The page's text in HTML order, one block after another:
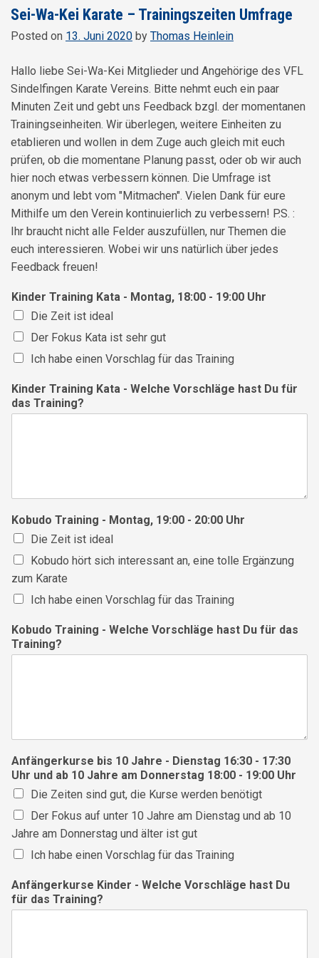
Sei-Wa-Kei Karate – Trainingszeiten Umfrage
Posted on 13. Juni 2020 by Thomas Heinlein
Hallo liebe Sei-Wa-Kei Mitglieder und Angehörige des VFL
Sindelfingen Karate Vereins. Bitte nehmt euch ein paar
Minuten Zeit und gebt uns Feedback bzgl. der momentanen
Trainingseinheiten. Wir überlegen, weitere Einheiten zu
etablieren und wollen in dem Zuge auch gleich mit euch
prüfen, ob die momentane Planung passt, oder ob wir auch
hier noch etwas verbessern können. Die Umfrage ist
anonym und lebt vom "Mitmachen". Vielen Dank für eure
Mithilfe um den Verein kontinuierlich zu verbessern! P.S. :
Ihr braucht nicht alle Felder auszufüllen, nur Themen die
euch interessieren. Wobei wir uns natürlich über jedes
Feedback freuen!
Kinder Training Kata - Montag, 18:00 - 19:00 Uhr
Die Zeit ist ideal
Der Fokus Kata ist sehr gut
Ich habe einen Vorschlag für das Training
Kinder Training Kata - Welche Vorschläge hast Du für
das Training?
Kobudo Training - Montag, 19:00 - 20:00 Uhr
Die Zeit ist ideal
Kobudo hört sich interessant an, eine tolle Ergänzung
zum Karate
Ich habe einen Vorschlag für das Training
Kobudo Training - Welche Vorschläge hast Du für das
Training?
Anfängerkurse bis 10 Jahre - Dienstag 16:30 - 17:30
Uhr und ab 10 Jahre am Donnerstag 18:00 - 19:00 Uhr
Die Zeiten sind gut, die Kurse werden benötigt
Der Fokus auf unter 10 Jahre am Dienstag und ab 10
Jahre am Donnerstag und älter ist gut
Ich habe einen Vorschlag für das Training
Anfängerkurse Kinder - Welche Vorschläge hast Du
für das Training?